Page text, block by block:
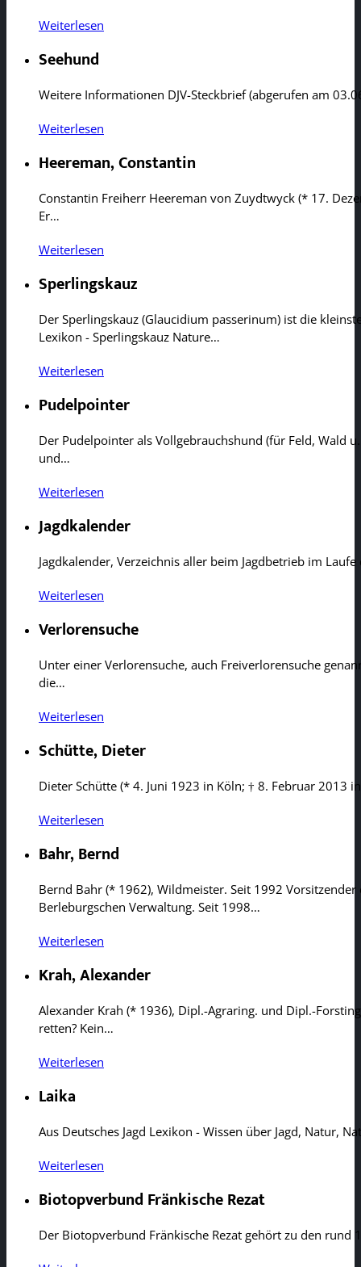
Weiterlesen
Seehund
Weitere Informationen DJV-Steckbrief (abgerufen am
Weiterlesen
Heereman, Constantin
Constantin Freiherr Heereman von Zuydtwyck (* 17.
Er…
Weiterlesen
Sperlingskauz
Der Sperlingskauz (Glaucidium passerinum) ist die
Lexikon - Sperlingskauz Nature…
Weiterlesen
Pudelpointer
Der Pudelpointer als Vollgebrauchshund (für Feld, Wald
und…
Weiterlesen
Jagdkalender
Jagdkalender, Verzeichnis aller beim Jagdbetrieb im
Weiterlesen
Verlorensuche
Unter einer Verlorensuche, auch Freiverlorensuche
die…
Weiterlesen
Schütte, Dieter
Dieter Schütte (* 4. Juni 1923 in Köln; † 8. Februar 2013
Weiterlesen
Bahr, Bernd
Bernd Bahr (* 1962), Wildmeister. Seit 1992
Berleburgschen Verwaltung. Seit 1998…
Weiterlesen
Krah, Alexander
Alexander Krah (* 1936), Dipl.-Agraring. und Dipl.-
retten? Kein…
Weiterlesen
Laika
Aus Deutsches Jagd Lexikon - Wissen über Jagd,
Weiterlesen
Biotopverbund Fränkische Rezat
Der Biotopverbund Fränkische Rezat gehört zu den